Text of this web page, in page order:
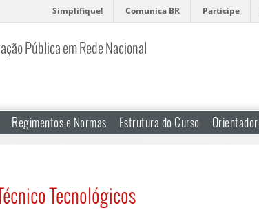
Simplifique! Comunica BR Participe
Pública em Rede Nacional
Regimentos e Normas Estrutura do Curso
Tecnológicos